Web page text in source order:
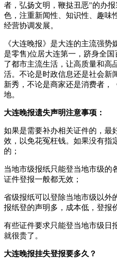
者，弘扬文明，鞭挞丑恶"的办
色，注重新闻性、知识性、趣味
经营协调发展。
《大连晚报》是大连的主流强
是零售)位居大连第一，跻身全
了都市主流生活，让高质量和高
活。不论是时政信息还是社会新
新秀，不论是商家还是消费者，
地。
大连晚报遗失声明注意事项：
如果是需要补办相关证件的，最
效，以免花冤枉钱。如果没有指
的；
当地市级报纸只能登当地市级的
证件登报一般都无效；
省级报纸可以登除当地市级以外
报纸登的声明多，成本低，登报
有些证件要求只能登当地市级日
就很贵了。
大连晚报挂失登报要多久？